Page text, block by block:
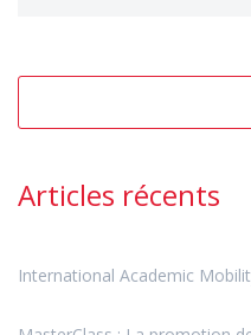
Articles récents
International Academic